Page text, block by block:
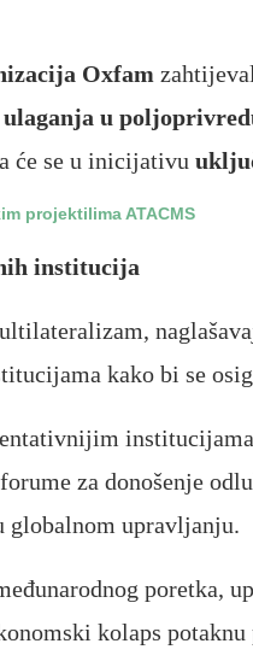
Oxfam
ulaganja u
će se u inicijativu
projektilima ATACMS
institucija
kako bi se
za donošenje
globalnom upravljanju.
poretka,
kolaps potaknu